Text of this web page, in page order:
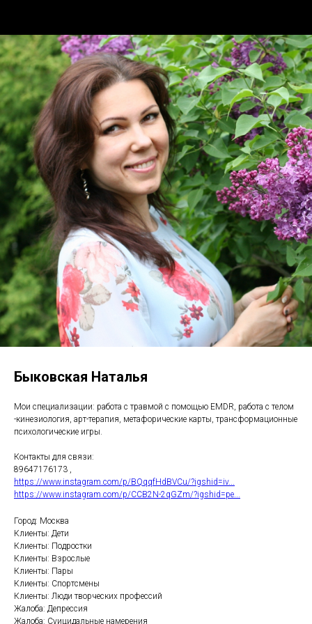
Быковская Наталья
Мои специализации: работа с травмой с помощью EMDR, работа с телом
-кинезиология, арт-терапия, метафорические карты, трансформационные
психологические игры.
Контакты для связи:
89647176173 ,
https://www.instagram.com/p/BQqqfHdBVCu/?igshid=iv...
https://www.instagram.com/p/CCB2N-2qGZm/?igshid=pe...
Город: Москва
Клиенты: Дети
Клиенты: Подростки
Клиенты: Взрослые
Клиенты: Пары
Клиенты: Спортсмены
Клиенты: Люди творческих профессий
Жалоба: Депрессия
Жалоба: Суицидальные намерения